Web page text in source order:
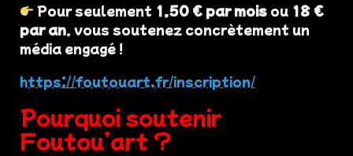
Pour seulement 1,50 € par mois ou 18 €
par an, vous soutenez concrètement un
média engagé !
https://foutouart.fr/inscription/
Pourquoi soutenir
Foutou’art ?